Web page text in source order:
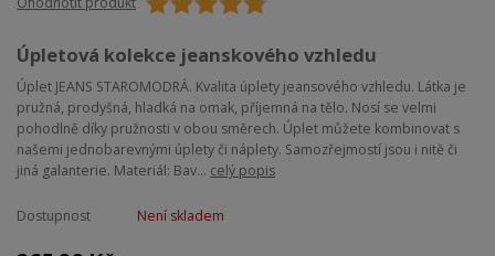
Úpletová kolekce jeanskového vzhledu
Úplet JEANS STAROMODRÁ. Kvalita úplety jeansového vzhledu. Látka je
pružná, prodyšná, hladká na omak, příjemná na tělo. Nosí se velmi
pohodlně díky pružnosti v obou směrech. Úplet můžete kombinovat s
našemi jednobarevnými úplety či náplety. Samozřejmostí jsou i nitě či
jiná galanterie. Materiál: Bav... celý popis
Dostupnost Není skladem